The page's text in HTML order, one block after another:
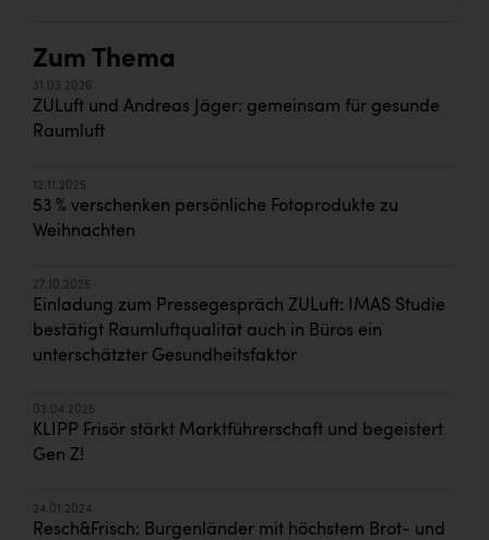
Zum Thema
31.03.2026
ZULuft und Andreas Jäger: gemeinsam für gesunde
Raumluft
12.11.2025
53 % verschenken persönliche Fotoprodukte zu
Weihnachten
27.10.2025
Einladung zum Pressegespräch ZULuft: IMAS Studie
bestätigt Raumluftqualität auch in Büros ein
unterschätzter Gesundheitsfaktor
03.04.2025
KLIPP Frisör stärkt Marktführerschaft und begeistert
Gen Z!
24.01.2024
Resch&Frisch: Burgenländer mit höchstem Brot- und